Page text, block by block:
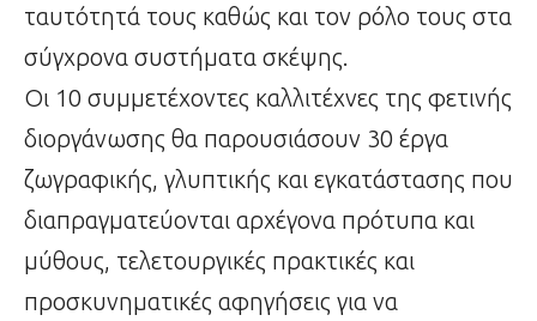
ταυτότητά τους καθώς και τον ρόλο τους στα
σύγχρονα συστήματα σκέψης.
Οι 10 συμμετέχοντες καλλιτέχνες της φετινής
διοργάνωσης θα παρουσιάσουν 30 έργα
ζωγραφικής, γλυπτικής και εγκατάστασης που
διαπραγματεύονται αρχέγονα πρότυπα και
μύθους, τελετουργικές πρακτικές και
προσκυνηματικές αφηγήσεις για να